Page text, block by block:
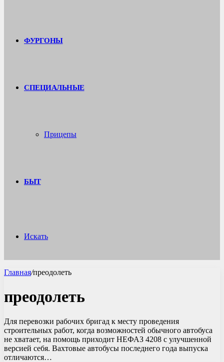
ФУРГОНЫ
СПЕЦИАЛЬНЫЕ
Прицепы
БЫТ
Искать
Главная/преодолеть
преодолеть
Для перевозки рабочих бригад к месту проведения
строительных работ, когда возможностей обычного автобуса
не хватает, на помощь приходит НЕФАЗ 4208 с улучшенной
версией себя. Вахтовые автобусы последнего года выпуска
отличаются…